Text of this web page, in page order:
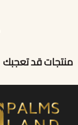
منتجات قد تعجبك